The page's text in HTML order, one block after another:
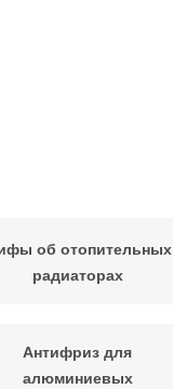
об отопительных
радиаторах
Антифриз для
алюминиевых